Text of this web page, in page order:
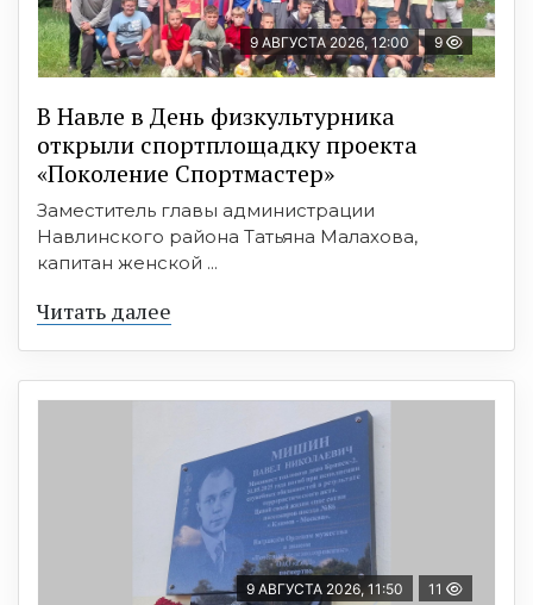
9 АВГУСТА 2026, 12:00 9
В Навле в День физкультурника
открыли спортплощадку проекта
«Поколение Спортмастер»
Заместитель главы администрации
Навлинского района Татьяна Малахова,
капитан женской ...
Читать далее
9 АВГУСТА 2026, 11:50 11